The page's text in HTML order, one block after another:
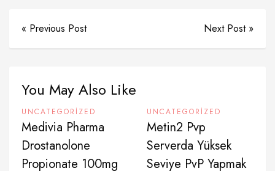
« Previous Post Next Post »
You May Also Like
UNCATEGORIZED
Medivia Pharma
Drostanolone
Propionate 100mg
UNCATEGORIZED
Metin2 Pvp
Serverda Yüksek
Seviye PvP Yapmak